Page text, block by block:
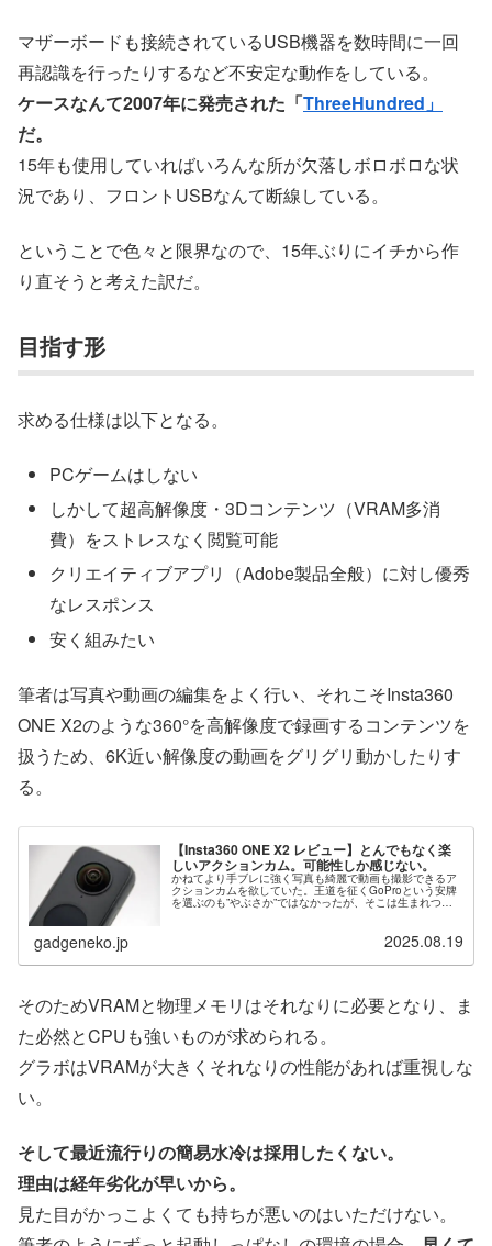
マザーボードも接続されているUSB機器を数時間に一回
再認識を行ったりするなど不安定な動作をしている。
ケースなんて2007年に発売された「ThreeHundred」
だ。
15年も使用していればいろんな所が欠落しボロボロな状
況であり、フロントUSBなんて断線している。
ということで色々と限界なので、15年ぶりにイチから作
り直そうと考えた訳だ。
目指す形
求める仕様は以下となる。
PCゲームはしない
しかして超高解像度・3Dコンテンツ（VRAM多消
費）をストレスなく閲覧可能
クリエイティブアプリ（Adobe製品全般）に対し優秀
なレスポンス
安く組みたい
筆者は写真や動画の編集をよく行い、それこそInsta360
ONE X2のような360°を高解像度で録画するコンテンツを
扱うため、6K近い解像度の動画をグリグリ動かしたりす
る。
【Insta360 ONE X2 レビュー】とんでもなく楽
しいアクションカム。可能性しか感じない。
かねてより手ブレに強く写真も綺麗で動画も撮影できるア
クションカムを欲していた。王道を征くGoProという安牌
を選ぶのも”やぶさか”ではなかったが、そこは生まれつい
ての逆張り野郎ことわたくし、そんな面白くないことはし
gadgeneko.jp 2025.08.19
そのためVRAMと物理メモリはそれなりに必要となり、ま
た必然とCPUも強いものが求められる。
グラボはVRAMが大きくそれなりの性能があれば重視しな
い。
そして最近流行りの簡易水冷は採用したくない。
理由は経年劣化が早いから。
見た目がかっこよくても持ちが悪いのはいただけない。